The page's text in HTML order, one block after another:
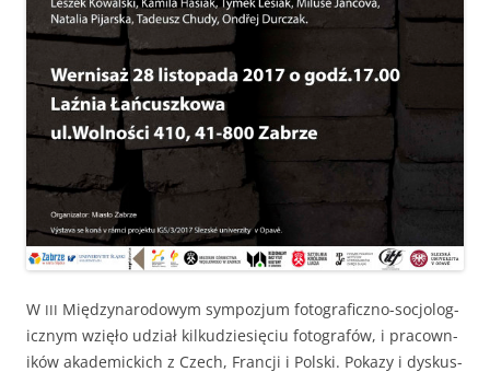
W III Między­nar­o­dowym sym­pozjum fotograficzno-socjo­log­
icznym wzięło udzi­ał kilkudziesię­ciu fotografów, i pra­cown­
ików aka­demic­kich z Czech, Francji i Pol­s­ki. Pokazy i dyskus­